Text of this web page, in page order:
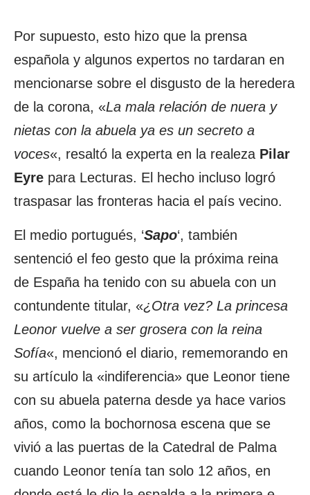
española y algunos expertos no tardaran en
mencionarse sobre el disgusto de la heredera
de la corona, «La mala relación de nuera y
nietas con la abuela ya es un secreto a
voces «, resaltó la experta en la realeza
Eyrepara Lecturas. El hecho incluso logró
traspasar las fronteras hacia el país vecino.
sentenció el feo gesto que la próxima reina
de España ha tenido con su abuela con un
contundente titular, « ¿Otra vez? La princesa
Leonor vuelve a ser grosera con la reina
Sofía«, mencionó el diario, rememorando en
su artículo la «indiferencia» que Leonor tiene
con su abuela paterna desde ya hace varios
años, como la bochornosa escena que se
vivió a las puertas de la Catedral de Palma
cuando Leonor tenía tan solo 12 años, en
donde está le dio la espalda a la primera e